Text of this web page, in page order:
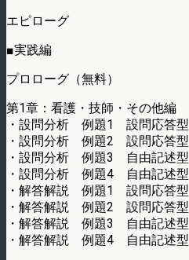
エピローグ
■実践編
プロローグ（無料）
第1章：看護・技師・その他編
・設問分析 例題1 設問応答
・設問分析 例題2 設問応答
・設問分析 例題3 自由記述
・設問分析 例題4 自由記述
・解答解説 例題1 設問応答
・解答解説 例題2 設問応答
・解答解説 例題3 自由記述
・解答解説 例題4 自由記述